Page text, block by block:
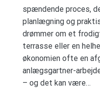
spændende proces,
planlægning og
drømmer om et
terrasse eller en
økonomien ofte en
anlægsgartner-
– og det kan være…